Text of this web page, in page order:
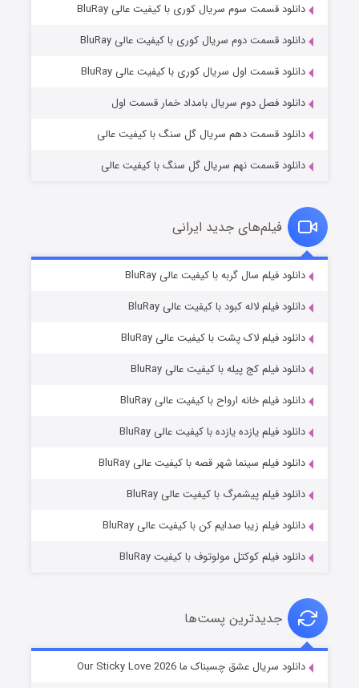
وستی ها
قسمت۱ (زیرنویس) منتشر شد
قسمت۶ (زیرنویس) منتشر شد
شوهر
دانلود قسمت سوم سریال کوری با کیفیت عالی BluRay
دانلود قسمت دوم سریال کوری با کیفیت عالی BluRay
دانلود قسمت اول سریال کوری با کیفیت عالی BluRay
دانلود فصل دوم سریال بامداد خمار قسمت اول
دانلود قسمت دهم سریال گل سنگ با کیفیت عالی
دانلود قسمت نهم سریال گل سنگ با کیفیت عالی
فیلم‌های جدید ایرانی
دانلود فیلم سال گربه با کیفیت عالی BluRay
دانلود فیلم لاله کبود با کیفیت عالی BluRay
دانلود فیلم لاک پشت با کیفیت عالی BluRay
دانلود فیلم کج‌ پیله با کیفیت عالی BluRay
دانلود فیلم خانه ارواح با کیفیت عالی BluRay
دانلود فیلم یازده یازده با کیفیت عالی BluRay
دانلود فیلم سینما شهر قصه با کیفیت عالی BluRay
دانلود فیلم پیشمرگ با کیفیت عالی BluRay
دانلود فیلم زیبا صدایم کن با کیفیت عالی BluRay
دانلود فیلم کوکتل مولوتوف با کیفیت BluRay
جدیدترین پست‌ها
دانلود سریال عشق چسبناک ما Our Sticky Love 2026